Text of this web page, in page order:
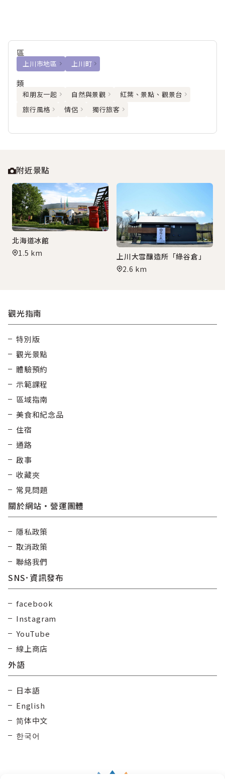
區
上川市地區 上川町
類
和朋友一起 自然與景觀
紅葉、景點、觀景台
旅行風格
情侶 獨行旅客
附近景點
北海道冰館
1.5 km
上川大雪釀造所「綠谷倉」
2.6 km
觀光指南
特別版
觀光景點
體驗預約
示範課程
區域指南
美食和紀念品
住宿
通路
啟事
收藏夾
常見問題
關於網站・營運團體
隱私政策
取消政策
聯絡我們
SNS･資訊發布
facebook
Instagram
YouTube
線上商店
外語
日本語
English
简体中文
한국어